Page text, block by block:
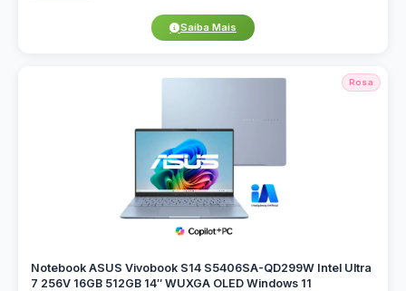
Saiba Mais
Rosa
Notebook ASUS Vivobook S14 S5406SA-QD299W Intel Ultra
7 256V 16GB 512GB 14″ WUXGA OLED Windows 11